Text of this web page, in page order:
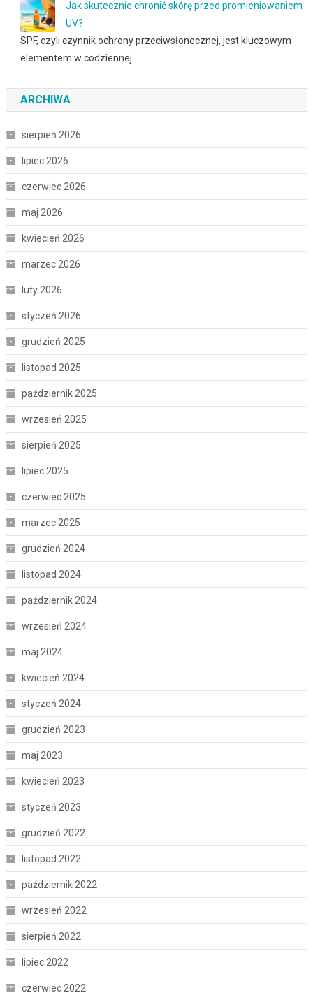
Jak skutecznie chronić skórę przed promieniowaniem
UV?
SPF, czyli czynnik ochrony przeciwsłonecznej, jest kluczowym
elementem w codziennej …
ARCHIWA
sierpień 2026
lipiec 2026
czerwiec 2026
maj 2026
kwiecień 2026
marzec 2026
luty 2026
styczeń 2026
grudzień 2025
listopad 2025
październik 2025
wrzesień 2025
sierpień 2025
lipiec 2025
czerwiec 2025
marzec 2025
grudzień 2024
listopad 2024
październik 2024
wrzesień 2024
maj 2024
kwiecień 2024
styczeń 2024
grudzień 2023
maj 2023
kwiecień 2023
styczeń 2023
grudzień 2022
listopad 2022
październik 2022
wrzesień 2022
sierpień 2022
lipiec 2022
czerwiec 2022